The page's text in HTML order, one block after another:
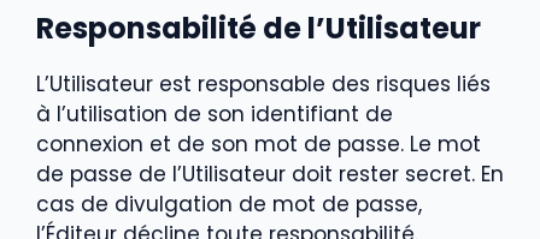
Responsabilité de l’Utilisateur
L’Utilisateur est responsable des risques liés
à l’utilisation de son identifiant de
connexion et de son mot de passe. Le mot
de passe de l’Utilisateur doit rester secret. En
cas de divulgation de mot de passe,